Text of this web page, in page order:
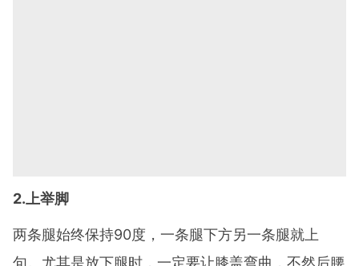
2.上举脚
两条腿始终保持90度，一条腿下方另一条腿就上
句。尤其是放下腿时，一定要让膝盖弯曲，不然后腰